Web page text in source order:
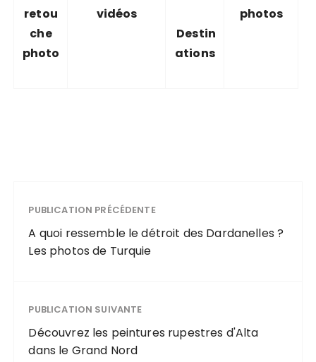
retou
che
photo
vidéos
Destin
ations
photos
PUBLICATION PRÉCÉDENTE
A quoi ressemble le détroit des Dardanelles ?
Les photos de Turquie
PUBLICATION SUIVANTE
Découvrez les peintures rupestres d'Alta
dans le Grand Nord